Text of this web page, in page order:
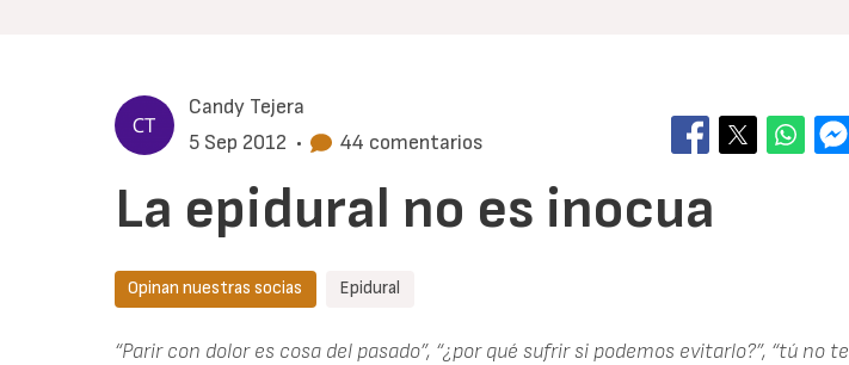
Candy Tejera
5 Sep 2012 • 44 comentarios
La epidural no es inocua
Opinan nuestras socias Epidural
“Parir con dolor es cosa del pasado”, “¿por qué sufrir si podemos evitarlo?”, “tú no te